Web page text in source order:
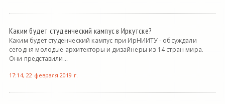
Каким будет студенческий кампус в Иркутске?
Каким будет студенческий кампус при ИрНИИТУ - обсуждали
сегодня молодые архитекторы и дизайнеры из 14 стран мира.
Они представили...
17:14, 22 февраля 2019 г.